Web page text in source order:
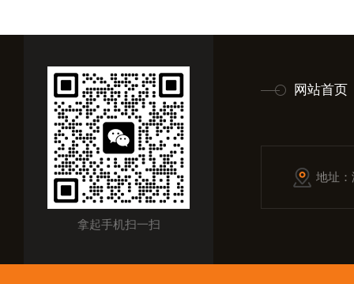
拿起手机扫一扫
网站首页
地址